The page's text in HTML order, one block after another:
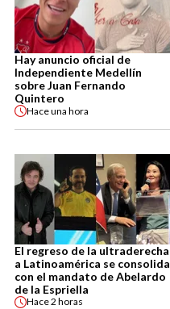
Hay anuncio oficial de
Independiente Medellín
sobre Juan Fernando
Quintero
Haceuna hora
El regreso de la ultraderecha
a Latinoamérica se consolida
con el mandato de Abelardo
de la Espriella
Hace2 horas